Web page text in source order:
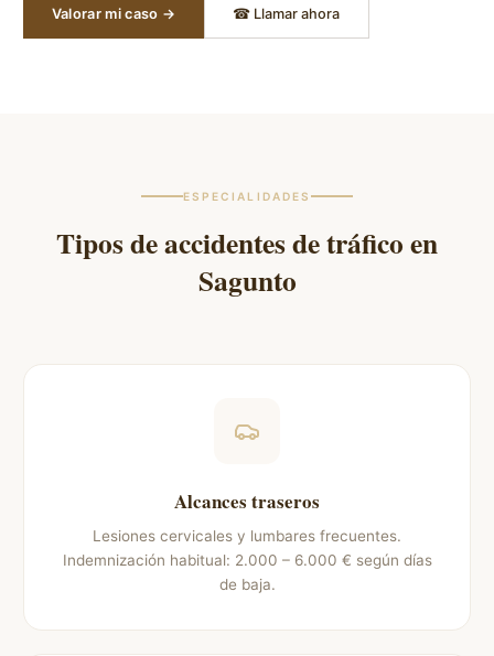
Valorar mi caso → ☎ Llamar ahora
ESPECIALIDADES
Tipos de accidentes de tráfico en
Sagunto
Alcances traseros
Lesiones cervicales y lumbares frecuentes.
Indemnización habitual: 2.000 – 6.000 € según días
de baja.